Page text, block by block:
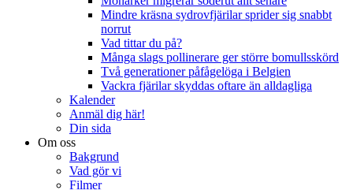
Mindre kräsna sydrovfjärilar sprider sig snabbt
norrut
Vad tittar du på?
Många slags pollinerare ger större bomullsskörd
Två generationer påfågelöga i Belgien
Vackra fjärilar skyddas oftare än alldagliga
Kalender
Anmäl dig här!
Din sida
Om oss
Bakgrund
Vad gör vi
Filmer